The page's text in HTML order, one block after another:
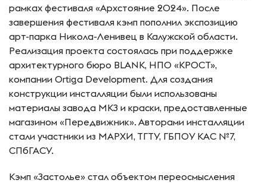
рамках фестиваля «Архстояние 2024». После
завершения фестиваля кэмп пополнил экспозицию
арт-парка Никола-Ленивец в Калужской области.
Реализация проекта состоялась при поддержке
архитектурного бюро BLANK, НПО «КРОСТ»,
компании Ortiga Development. Для создания
конструкции инсталляции были использованы
материалы завода МКЗ и краски, предоставленные
магазином «Передвижник». Авторами инсталляции
стали участники из МАРХИ, ТГТУ, ГБПОУ КАС №7,
СПбГАСУ.
Кэмп «Застолье» стал объектом переосмысления